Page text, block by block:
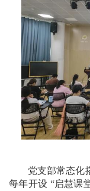
党支部常态化
每年开设 “启慧课